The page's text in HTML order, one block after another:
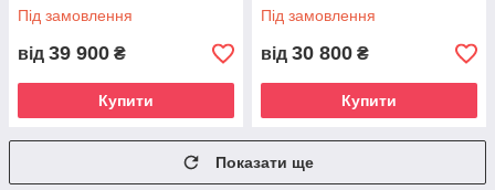
Під замовлення
від 39 900 ₴
Купити
Під замовлення
від 30 800 ₴
Купити
Показати ще